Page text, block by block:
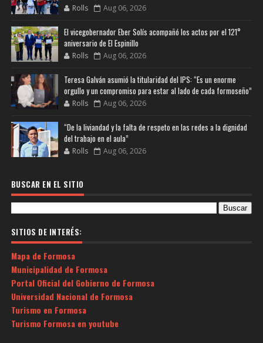
Rolls Aug 06, 2026
El vicegobernador Eber Solís acompañó los actos por el 121°
aniversario de El Espinillo
Rolls Aug 06, 2026
Teresa Galván asumió la titularidad del IPS: “Es un enorme
orgullo y un compromiso para estar al lado de cada formoseño”
Rolls Aug 06, 2026
“De la liviandad y la falta de respeto en las redes a la dignidad
del trabajo en el aula”
Rolls Aug 06, 2026
BUSCAR EN EL SITIO
SITIOS DE INTERÉS:
Mapa de Formosa
Municipalidad de Formosa
Portal Oficial del Gobierno de Formosa
Universidad Nacional de Formosa
Turismo en Formosa
Turismo Formosa en youtube